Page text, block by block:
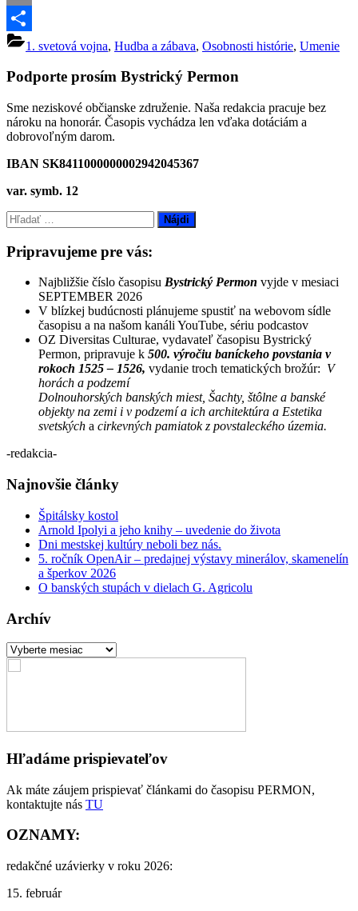
Email
Share1. svetová vojna, Hudba a zábava, Osobnosti histórie, Umenie
Podporte prosím Bystrický Permon
Sme neziskové občianske združenie. Naša redakcia pracuje bez
nároku na honorár. Časopis vychádza len vďaka dotáciám a
dobrovoľným darom.
IBAN SK8411000000002942045367
var. symb. 12
Hľadať:
Pripravujeme pre vás:
Najbližšie číslo časopisu Bystrický Permon vyjde v mesiaci
SEPTEMBER 2026
V blízkej budúcnosti plánujeme spustiť na webovom sídle
časopisu a na našom kanáli YouTube, sériu podcastov
OZ Diversitas Culturae, vydavateľ časopisu Bystrický
Permon, pripravuje k 500. výročiu baníckeho povstania v
rokoch 1525 – 1526, vydanie troch tematických brožúr: V
horách a podzemí
Dolnouhorských banských miest, Šachty, štôlne a banské
objekty na zemi i v podzemí a ich architektúra a Estetika
svetských a cirkevných pamiatok z povstaleckého územia.
-redakcia-
Najnovšie články
Špitálsky kostol
Arnold Ipolyi a jeho knihy – uvedenie do života
Dni mestskej kultúry neboli bez nás.
5. ročník OpenAir – predajnej výstavy minerálov, skamenelín
a šperkov 2026
O banských stupách v dielach G. Agricolu
Archív
Archív
Hľadáme prispievateľov
Ak máte záujem prispievať článkami do časopisu PERMON,
kontaktujte nás TU
OZNAMY:
redakčné uzávierky v roku 2026:
15. február